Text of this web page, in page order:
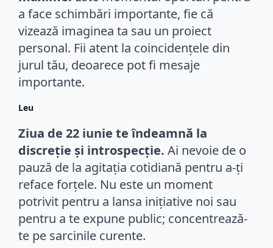
a face schimbări importante, fie că
vizează imaginea ta sau un proiect
personal. Fii atent la coincidențele din
jurul tău, deoarece pot fi mesaje
importante.
Leu
Ziua de 22 iunie te îndeamnă la
discreție și introspecție. Ai nevoie de o
pauză de la agitația cotidiană pentru a-ți
reface forțele. Nu este un moment
potrivit pentru a lansa inițiative noi sau
pentru a te expune public; concentrează-
te pe sarcinile curente.